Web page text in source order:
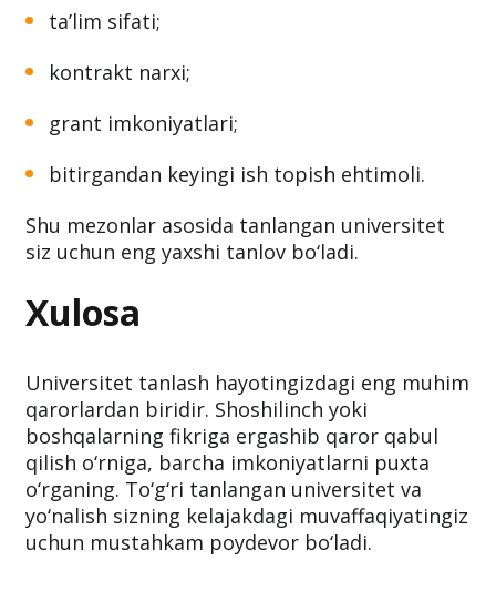
ta’lim sifati;
kontrakt narxi;
grant imkoniyatlari;
bitirgandan keyingi ish topish ehtimoli.
Shu mezonlar asosida tanlangan universitet
siz uchun eng yaxshi tanlov bo‘ladi.
Xulosa
Universitet tanlash hayotingizdagi eng muhim
qarorlardan biridir. Shoshilinch yoki
boshqalarning fikriga ergashib qaror qabul
qilish o‘rniga, barcha imkoniyatlarni puxta
o‘rganing. To‘g‘ri tanlangan universitet va
yo‘nalish sizning kelajakdagi muvaffaqiyatingiz
uchun mustahkam poydevor bo‘ladi.